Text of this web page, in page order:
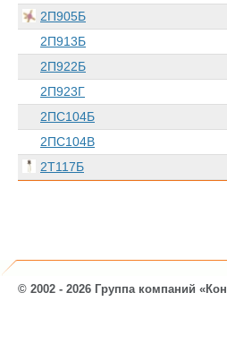
2П905Б
2П913Б
2П922Б
2П923Г
2ПС104Б
2ПС104В
2Т117Б
© 2002 - 2026 Группа компаний